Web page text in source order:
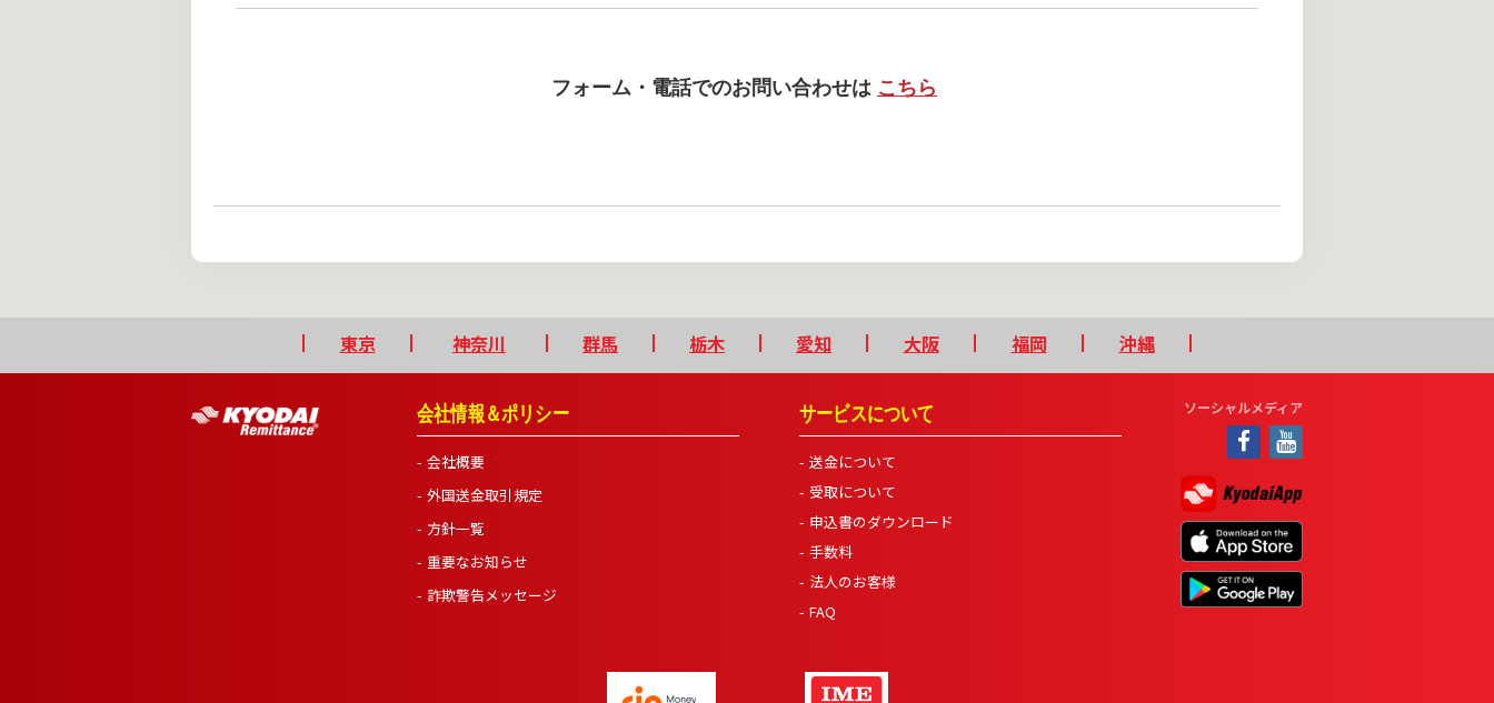
フォーム・電話でのお問い合わせは こちら
東京 神奈川 群馬 栃木 愛知 大阪 福岡 沖縄
会社情報＆ポリシー
会社概要
外国送金取引規定
方針一覧
重要なお知らせ
詐欺警告メッセージ
サービスについて
送金について
受取について
申込書のダウンロード
手数料
法人のお客様
FAQ
ソーシャルメディア